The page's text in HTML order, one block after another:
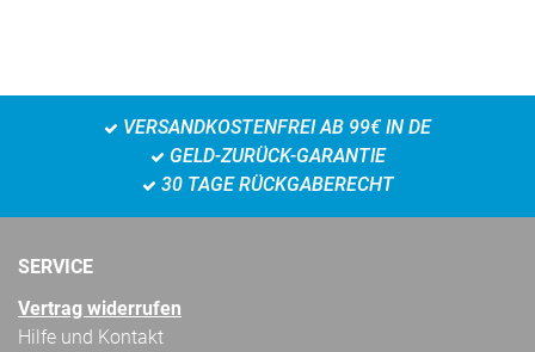
VERSANDKOSTENFREI AB 99€ IN DE
GELD-ZURÜCK-GARANTIE
30 TAGE RÜCKGABERECHT
SERVICE
Vertrag widerrufen
Hilfe und Kontakt